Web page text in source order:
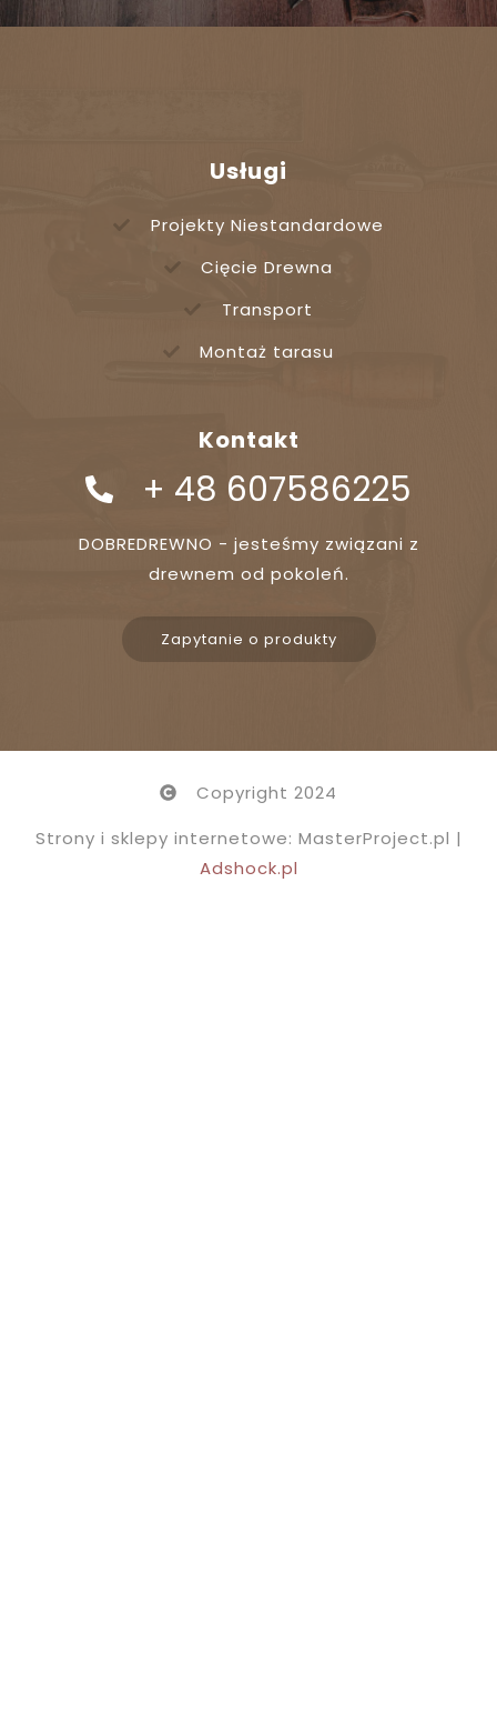
Usługi
Projekty Niestandardowe
Cięcie Drewna
Transport
Montaż tarasu
Kontakt
+ 48 607586225
DOBREDREWNO - jesteśmy związani z
drewnem od pokoleń.
Zapytanie o produkty
Copyright 2024
Strony i sklepy internetowe: MasterProject.pl |
Adshock.pl